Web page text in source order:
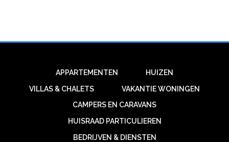
APPARTEMENTEN
HUIZEN
VILLAS & CHALETS
VAKANTIE WONINGEN
CAMPERS EN CARAVANS
HUISRAAD PARTICULIEREN
BEDRIJVEN & DIENSTEN